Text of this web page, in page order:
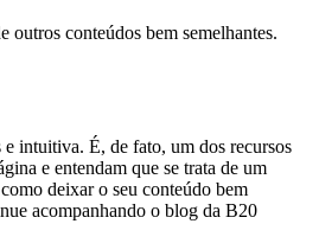
outros conteúdos bem semelhantes.
intuitiva. É, de fato, um dos recursos
e entendam que se trata de um
deixar o seu conteúdo bem
acompanhando o blog da B20